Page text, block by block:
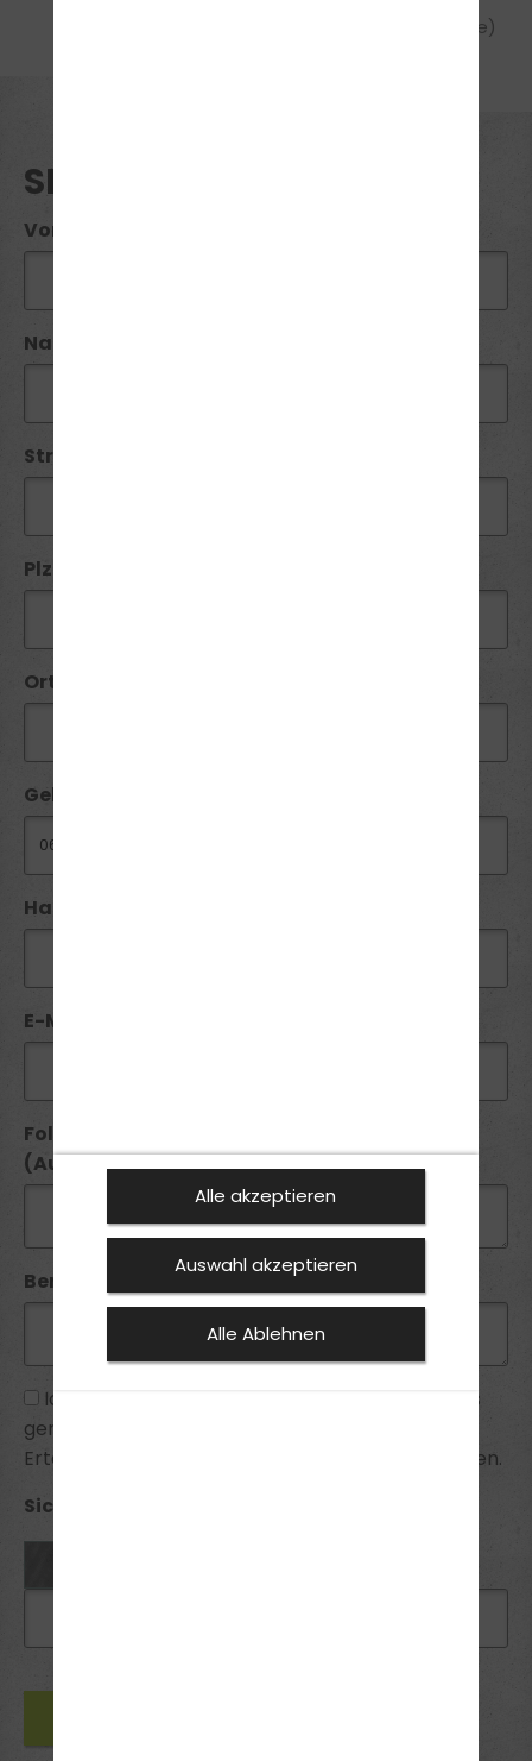
SEMINAR ANFRAGE
Vorname*:
Name*:
Straße / Nr:
Plz*:
Ort*:
Geburtsdatum:
Handy / Telefon:*
E-Mail*:
Folgende Führerscheine besitze ich seit
(Ausstellungsdatum):
Bemerkung:
Ich habe die
zur Kenntnis
genommen und bin mit ihnen einverstanden.
Erteilte Einwilligungen kann ich jederzeit widerrufen.
Sicherheitsabfrage *:
Alle akzeptieren
Auswahl akzeptieren
Alle Ablehnen